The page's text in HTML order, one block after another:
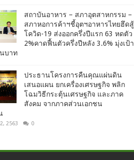
สถาบันอาหาร – สภาอุตสาหกรรม –
สภาหอการค้าฯชี้อุตฯอาหารไทยฮึดสู้
โควิด-19 ส่งออกครึ่งปีแรก 63 หดตัว
2%คาดฟื้นตัวครึ่งปีหลัง 3.6% มุ่งเป้า
บาท
ประธานโครงการคืนคุณแผ่นดิน
เสนอแผน ยกเครื่องเศรษฐกิจ พลิก
โฉมวิธีกระตุ้นเศรษฐกิจ และภาค
สังคม จากภาคส่วนเอกชน
2563 0